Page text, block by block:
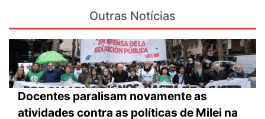
Outras Notícias
Docentes paralisam novamente as
atividades contra as políticas de Milei na